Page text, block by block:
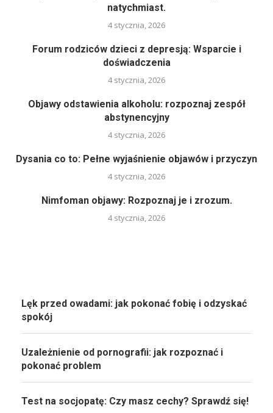
natychmiast.
4 stycznia, 2026
Forum rodziców dzieci z depresją: Wsparcie i
doświadczenia
4 stycznia, 2026
Objawy odstawienia alkoholu: rozpoznaj zespół
abstynencyjny
4 stycznia, 2026
Dysania co to: Pełne wyjaśnienie objawów i przyczyn
4 stycznia, 2026
Nimfoman objawy: Rozpoznaj je i zrozum.
4 stycznia, 2026
Lęk przed owadami: jak pokonać fobię i odzyskać
spokój
Uzależnienie od pornografii: jak rozpoznać i
pokonać problem
Test na socjopatę: Czy masz cechy? Sprawdź się!